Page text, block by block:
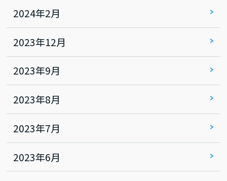
2024年2月
2023年12月
2023年9月
2023年8月
2023年7月
2023年6月